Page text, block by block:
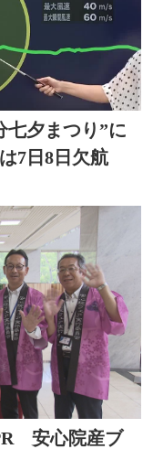
七夕まつり”に
7日8日欠航
安心院産ブ